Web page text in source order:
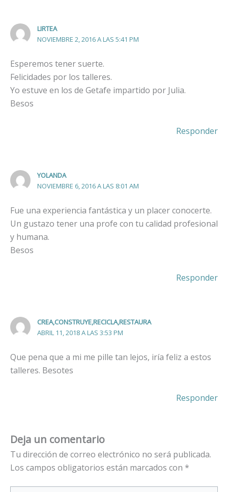
LIRTEA
NOVIEMBRE 2, 2016 A LAS 5:41 PM
Esperemos tener suerte.
Felicidades por los talleres.
Yo estuve en los de Getafe impartido por Julia.
Besos
Responder
YOLANDA
NOVIEMBRE 6, 2016 A LAS 8:01 AM
Fue una experiencia fantástica y un placer conocerte.
Un gustazo tener una profe con tu calidad profesional
y humana.
Besos
Responder
CREA,CONSTRUYE,RECICLA,RESTAURA
ABRIL 11, 2018 A LAS 3:53 PM
Que pena que a mi me pille tan lejos, iría feliz a estos
talleres. Besotes
Responder
Deja un comentario
Tu dirección de correo electrónico no será publicada.
Los campos obligatorios están marcados con *